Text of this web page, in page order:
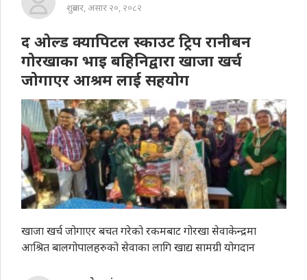
शुक्रबार, असार २०, २०८२
द ओल्ड क्यापिटल स्काउट ट्रिप रानीबन
गोरखाका भाइ बहिनिद्वारा खाजा खर्च
जोगाएर आश्रम लाई सहयाेग
खाजा खर्च जोगाएर बचत गरेको रकमबाट गोरखा सेवाकेन्द्रमा
आश्रित बालगोपालहरुको सेवाका लागि खाद्य सामग्री योगदान